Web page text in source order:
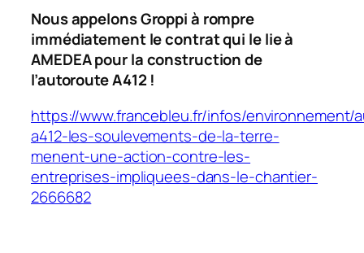
Nous appelons Groppi à rompre
immédiatement le contrat qui le lie à
AMEDEA pour la construction de
l’autoroute A412 !
https://www.francebleu.fr/infos/environnement/
a412-les-soulevements-de-la-terre-
menent-une-action-contre-les-
entreprises-impliquees-dans-le-chantier-
2666682